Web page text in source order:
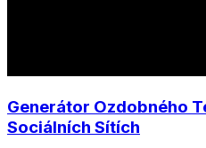
Generátor Ozdobného
Sociálních Sítích